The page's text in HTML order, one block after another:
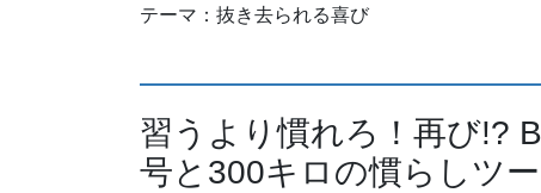
テーマ：抜き去られる喜び
習うより慣れろ！再び!?
号と300キロの慣らしツ